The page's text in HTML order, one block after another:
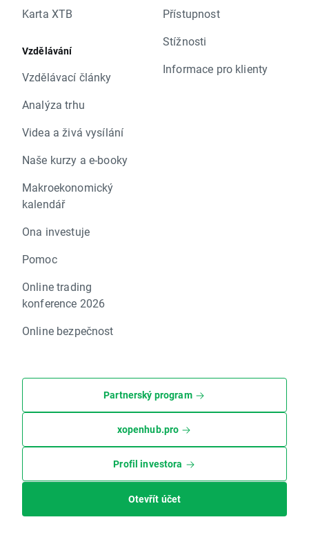
Karta XTB
Vzdělávání
Vzdělávací články
Analýza trhu
Videa a živá vysílání
Naše kurzy a e-booky
Makroekonomický
kalendář
Ona investuje
Pomoc
Online trading
konference 2026
Online bezpečnost
Přístupnost
Stížnosti
Informace pro klienty
Partnerský program
xopenhub.pro
Profil investora
Otevřít účet